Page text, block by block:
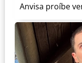
Anvisa proíbe